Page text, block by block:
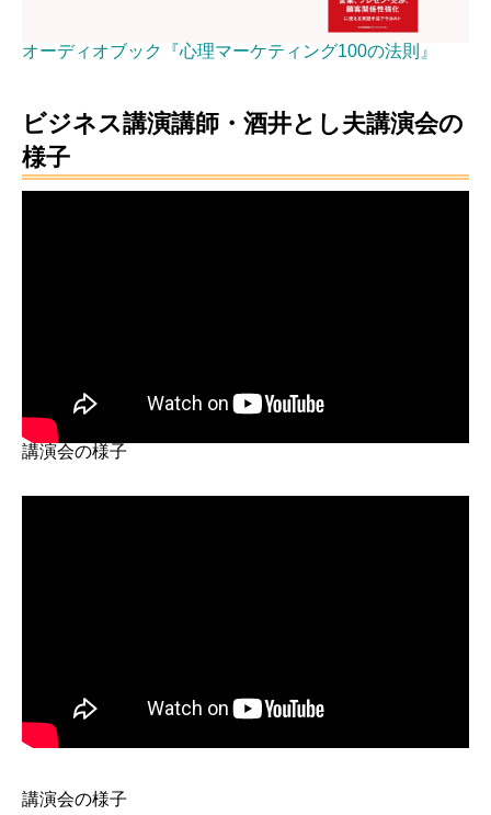
オーディオブック『心理マーケティング100の法則』
ビジネス講演講師・酒井とし夫講演会の
様子
講演会の様子
講演会の様子